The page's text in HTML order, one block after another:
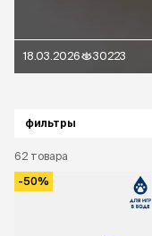
18.03.2026 30223
62 товара
фильтры
-50%